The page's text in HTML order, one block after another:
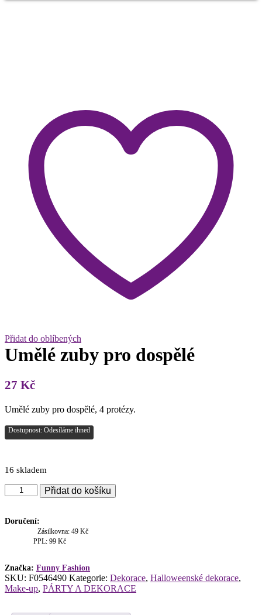
Přidat do oblíbených
Umělé zuby pro dospělé
27 Kč
Umělé zuby pro dospělé, 4 protézy.
Dostupnost: Odesíláme ihned
16 skladem
Umělé
zuby
dospělé
Přidat do košíku
Doručení:
Zásilkovna: 49 Kč
PPL: 99 Kč
Značka: Funny Fashion
SKU: F0546490 Kategorie: Dekorace, Halloweenské dekorace,
Make-up, PÁRTY A DEKORACE